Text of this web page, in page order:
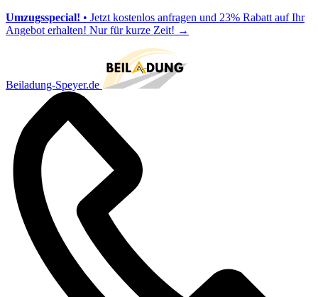
Umzugsspecial! • Jetzt kostenlos anfragen und 23% Rabatt auf Ihr
Angebot erhalten! Nur für kurze Zeit! →
Beiladung-Speyer.de